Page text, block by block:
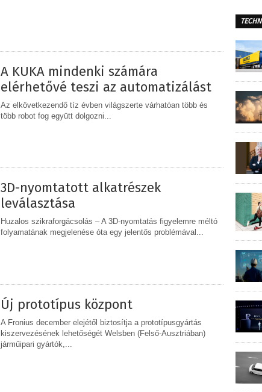
A KUKA mindenki számára
elérhetővé teszi az automatizálást
Az elkövetkezendő tíz évben világszerte várhatóan több és
több robot fog együtt dolgozni...
3D-nyomtatott alkatrészek
leválasztása
Huzalos szikraforgácsolás – A 3D-nyomtatás figyelemre méltó
folyamatának megjelenése óta egy jelentős problémával...
Új prototípus központ
A Fronius december elejétől biztosítja a prototípusgyártás
kiszervezésének lehetőségét Welsben (Felső‐Ausztriában)
járműipari gyártók,...